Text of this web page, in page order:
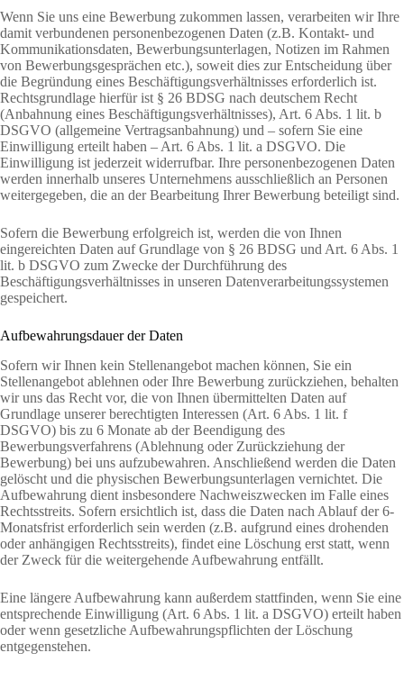
Wenn Sie uns eine Bewerbung zukommen lassen, verarbeiten wir Ihre
damit verbundenen personenbezogenen Daten (z.B. Kontakt- und
Kommunikationsdaten, Bewerbungsunterlagen, Notizen im Rahmen
von Bewerbungsgesprächen etc.), soweit dies zur Entscheidung über
die Begründung eines Beschäftigungsverhältnisses erforderlich ist.
Rechtsgrundlage hierfür ist § 26 BDSG nach deutschem Recht
(Anbahnung eines Beschäftigungsverhältnisses), Art. 6 Abs. 1 lit. b
DSGVO (allgemeine Vertragsanbahnung) und – sofern Sie eine
Einwilligung erteilt haben – Art. 6 Abs. 1 lit. a DSGVO. Die
Einwilligung ist jederzeit widerrufbar. Ihre personenbezogenen Daten
werden innerhalb unseres Unternehmens ausschließlich an Personen
weitergegeben, die an der Bearbeitung Ihrer Bewerbung beteiligt sind.
Sofern die Bewerbung erfolgreich ist, werden die von Ihnen
eingereichten Daten auf Grundlage von § 26 BDSG und Art. 6 Abs. 1
lit. b DSGVO zum Zwecke der Durchführung des
Beschäftigungsverhältnisses in unseren Datenverarbeitungssystemen
gespeichert.
Aufbewahrungsdauer der Daten
Sofern wir Ihnen kein Stellenangebot machen können, Sie ein
Stellenangebot ablehnen oder Ihre Bewerbung zurückziehen, behalten
wir uns das Recht vor, die von Ihnen übermittelten Daten auf
Grundlage unserer berechtigten Interessen (Art. 6 Abs. 1 lit. f
DSGVO) bis zu 6 Monate ab der Beendigung des
Bewerbungsverfahrens (Ablehnung oder Zurückziehung der
Bewerbung) bei uns aufzubewahren. Anschließend werden die Daten
gelöscht und die physischen Bewerbungsunterlagen vernichtet. Die
Aufbewahrung dient insbesondere Nachweiszwecken im Falle eines
Rechtsstreits. Sofern ersichtlich ist, dass die Daten nach Ablauf der 6-
Monatsfrist erforderlich sein werden (z.B. aufgrund eines drohenden
oder anhängigen Rechtsstreits), findet eine Löschung erst statt, wenn
der Zweck für die weitergehende Aufbewahrung entfällt.
Eine längere Aufbewahrung kann außerdem stattfinden, wenn Sie eine
entsprechende Einwilligung (Art. 6 Abs. 1 lit. a DSGVO) erteilt haben
oder wenn gesetzliche Aufbewahrungspflichten der Löschung
entgegenstehen.